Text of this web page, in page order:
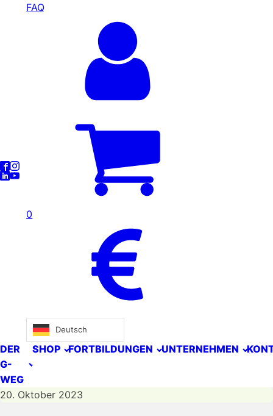
FAQ
0
Deutsch
DER
G-
WEG
SHOP FORTBILDUNGEN UNTERNEHMEN
20. Oktober 2023